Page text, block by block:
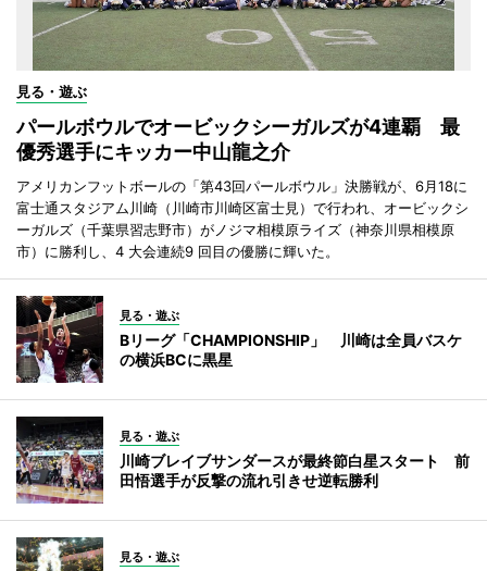
見る・遊ぶ
パールボウルでオービックシーガルズが4連覇 最
優秀選手にキッカー中山龍之介
アメリカンフットボールの「第43回パールボウル」決勝戦が、6月18に
富士通スタジアム川崎（川崎市川崎区富士見）で行われ、オービックシ
ーガルズ（千葉県習志野市）がノジマ相模原ライズ（神奈川県相模原
市）に勝利し、4 大会連続9 回目の優勝に輝いた。
見る・遊ぶ
Bリーグ「CHAMPIONSHIP」 川崎は全員バスケ
の横浜BCに黒星
見る・遊ぶ
川崎ブレイブサンダースが最終節白星スタート 前
田悟選手が反撃の流れ引きせ逆転勝利
見る・遊ぶ